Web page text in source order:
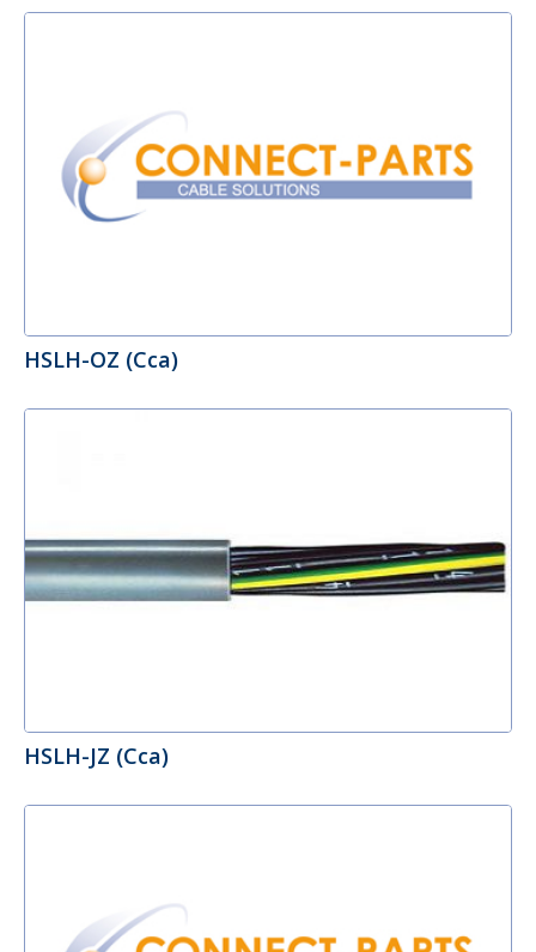
HSLH-OZ (Cca)
HSLH-JZ (Cca)